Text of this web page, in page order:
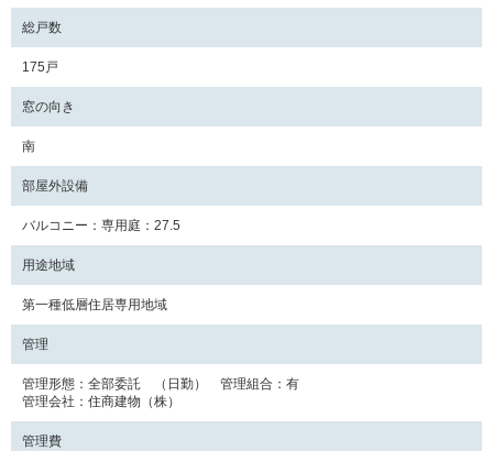
総戸数
175戸
窓の向き
南
部屋外設備
バルコニー：専用庭：27.5
用途地域
第一種低層住居専用地域
管理
管理形態：全部委託 （日勤） 管理組合：有
管理会社：住商建物（株）
管理費